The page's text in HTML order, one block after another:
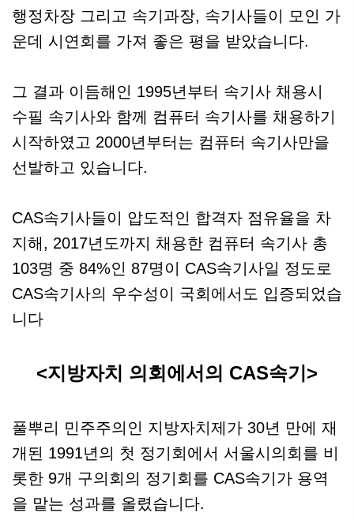
행정차장 그리고 속기과장, 속기사들이 모인 가
운데 시연회를 가져 좋은 평을 받았습니다.
그 결과 이듬해인 1995년부터 속기사 채용시
수필 속기사와 함께 컴퓨터 속기사를 채용하기
시작하였고 2000년부터는 컴퓨터 속기사만을
선발하고 있습니다.
CAS속기사들이 압도적인 합격자 점유율을 차
지해, 2017년도까지 채용한 컴퓨터 속기사 총
103명 중 84%인 87명이 CAS속기사일 정도로
CAS속기사의 우수성이 국회에서도 입증되었습
니다
<지방자치 의회에서의 CAS속기>
풀뿌리 민주주의인 지방자치제가 30년 만에 재
개된 1991년의 첫 정기회에서 서울시의회를 비
롯한 9개 구의회의 정기회를 CAS속기가 용역
을 맡는 성과를 올렸습니다.